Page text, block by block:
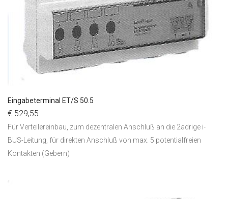
Eingabeterminal ET/S 50.5
€ 529,55
Für Verteilereinbau, zum dezentralen Anschluß an die 2adrige i-
BUS-Leitung, für direkten Anschluß von max. 5 potentialfreien
Kontakten (Gebern)